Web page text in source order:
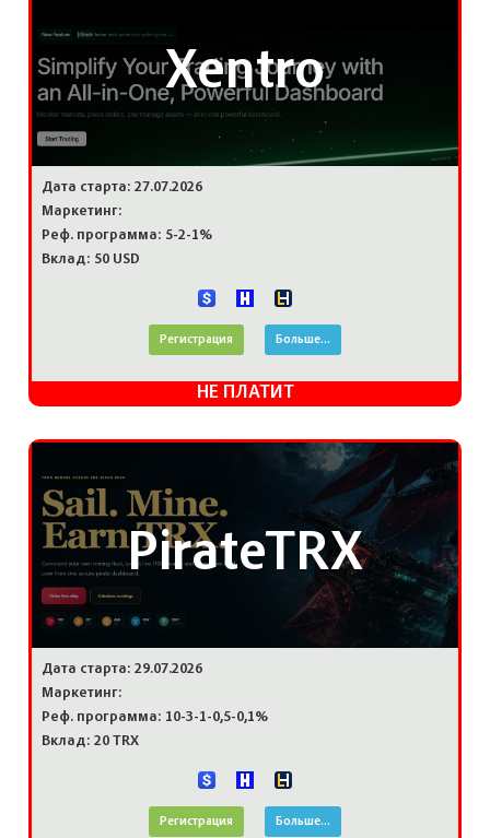
Xentro
Дата старта: 27.07.2026
Маркетинг:
Реф. программа: 5-2-1%
Вклад: 50 USD
Регистрация Больше...
НЕ ПЛАТИТ
PirateTRX
Дата старта: 29.07.2026
Маркетинг:
Реф. программа: 10-3-1-0,5-0,1%
Вклад: 20 TRX
Регистрация Больше...